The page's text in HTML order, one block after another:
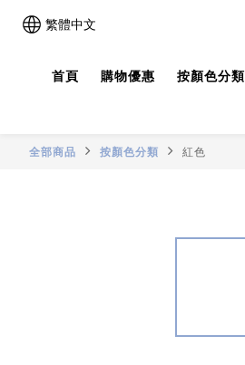
繁體中文
首頁 購物優惠 按顏色分類
全部商品 按顏色分類 紅色